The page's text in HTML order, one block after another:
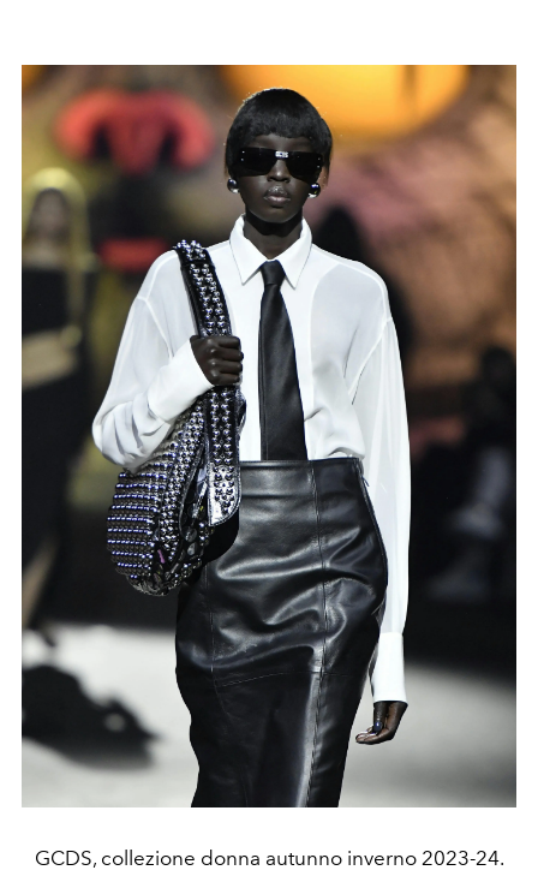
GCDS, collezione donna autunno inverno 2023-24.